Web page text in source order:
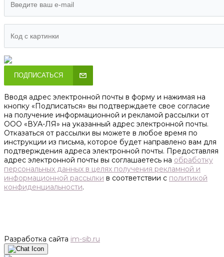
ПОДПИСАТЬСЯ
Вводя адрес электронной почты в форму и нажимая на
кнопку «Подписаться» вы подтверждаете свое согласие
на получение информационной и рекламой рассылки от
ООО «ВУА-ЛЯ» на указанный адрес электронной почты.
Отказаться от рассылки вы можете в любое время по
инструкции из письма, которое будет направлено вам для
подтверждения адреса электронной почты. Предоставляя
адрес электронной почты вы соглашаетесь на обработку
персональных данных в целях получения рекламной и
информационной рассылки в соответствии с политикой
конфиденциальности.
Разработка сайта im-sib.ru